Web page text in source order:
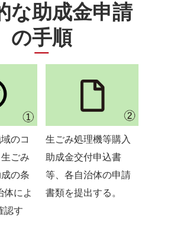
な助成金申請
の手順
のコ
ごみ
の条
体によ
認す
生ごみ処理機等購入
助成金交付申込書
等、各自治体の申請
書類を提出する。